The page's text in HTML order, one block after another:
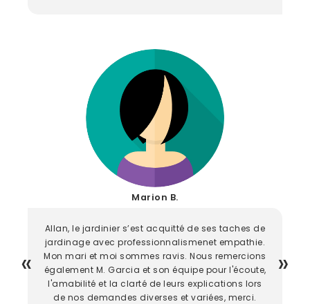
Marion B.
Allan, le jardinier s’est acquitté de ses taches de
jardinage avec professionnalismenet empathie.
Mon mari et moi sommes ravis. Nous remercions
également M. Garcia et son équipe pour l'écoute,
l'amabilité et la clarté de leurs explications lors
de nos demandes diverses et variées, merci.